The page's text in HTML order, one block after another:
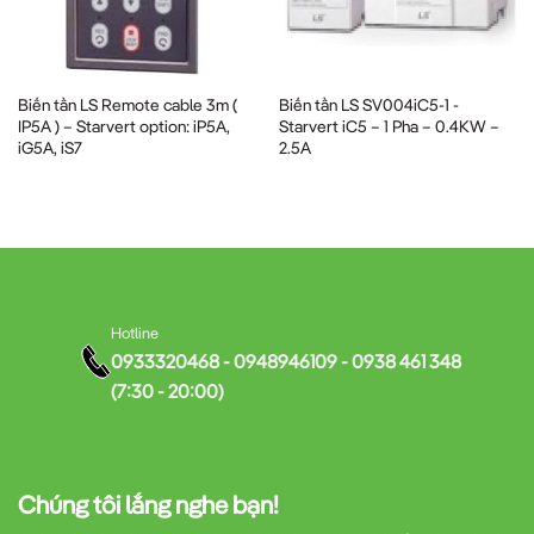
Hệ thống bơm nước:
thực tế, tiết kiệm điện năng đáng kể.
Hệ thống quạt thông gió:
Điều chỉnh lưu lượng gió phù
Dây chuyền sản xuất:Kiểm soát chính xác tốc độ các thiết
Máy nén khí:Tối ưu hóa hoạt động của máy nén, giảm tiêu
thụ điện năng.
Biến tần LS Remote cable 3m (
IP5A ) – Starvert option: iP5A,
iG5A, iS7
Biến tần LS SV004iC5-1 -
Starvert iC5 – 1 Pha – 0.4KW –
2.5A
Chúng tôi lắng nghe bạn!
Hotline
0933320468 - 0948946109 - 0938 461 348
(7:30 - 20:00)